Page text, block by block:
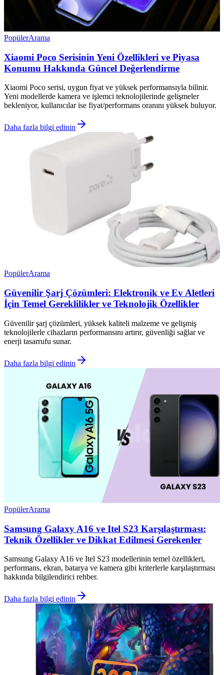
PopülerArama
Xiaomi Poco Serisinin Yeni Özellikleri ve Piyasa
Konumu Hakkında Güncel Değerlendirme
Xiaomi Poco serisi, uygun fiyat ve yüksek performansıyla bilinir.
Yeni modellerde kamera ve işlemci teknolojilerinde gelişmeler
bekleniyor, kullanıcılar ise fiyat/performans oranını yüksek buluyor.
Daha fazla bilgi edinin
PopülerArama
Güvenilir Şarj Çözümleri: Elektronik ve Ev Aletleri
İçin Temel Gereklilikler ve Teknolojik Özellikler
Güvenilir şarj çözümleri, yüksek kaliteli malzeme ve gelişmiş
teknolojilerle cihazların performansını artırır, güvenliği sağlar ve
enerji tasarrufu sunar.
Daha fazla bilgi edinin
PopülerArama
Samsung Galaxy A16 ve Itel S23 Karşılaştırması:
Teknik Özellikler ve Dikkat Edilmesi Gerekenler
Samsung Galaxy A16 ve Itel S23 modellerinin temel özellikleri,
performans, ekran, batarya ve kamera gibi kriterlerle karşılaştırması
hakkında bilgilendirici rehber.
Daha fazla bilgi edinin